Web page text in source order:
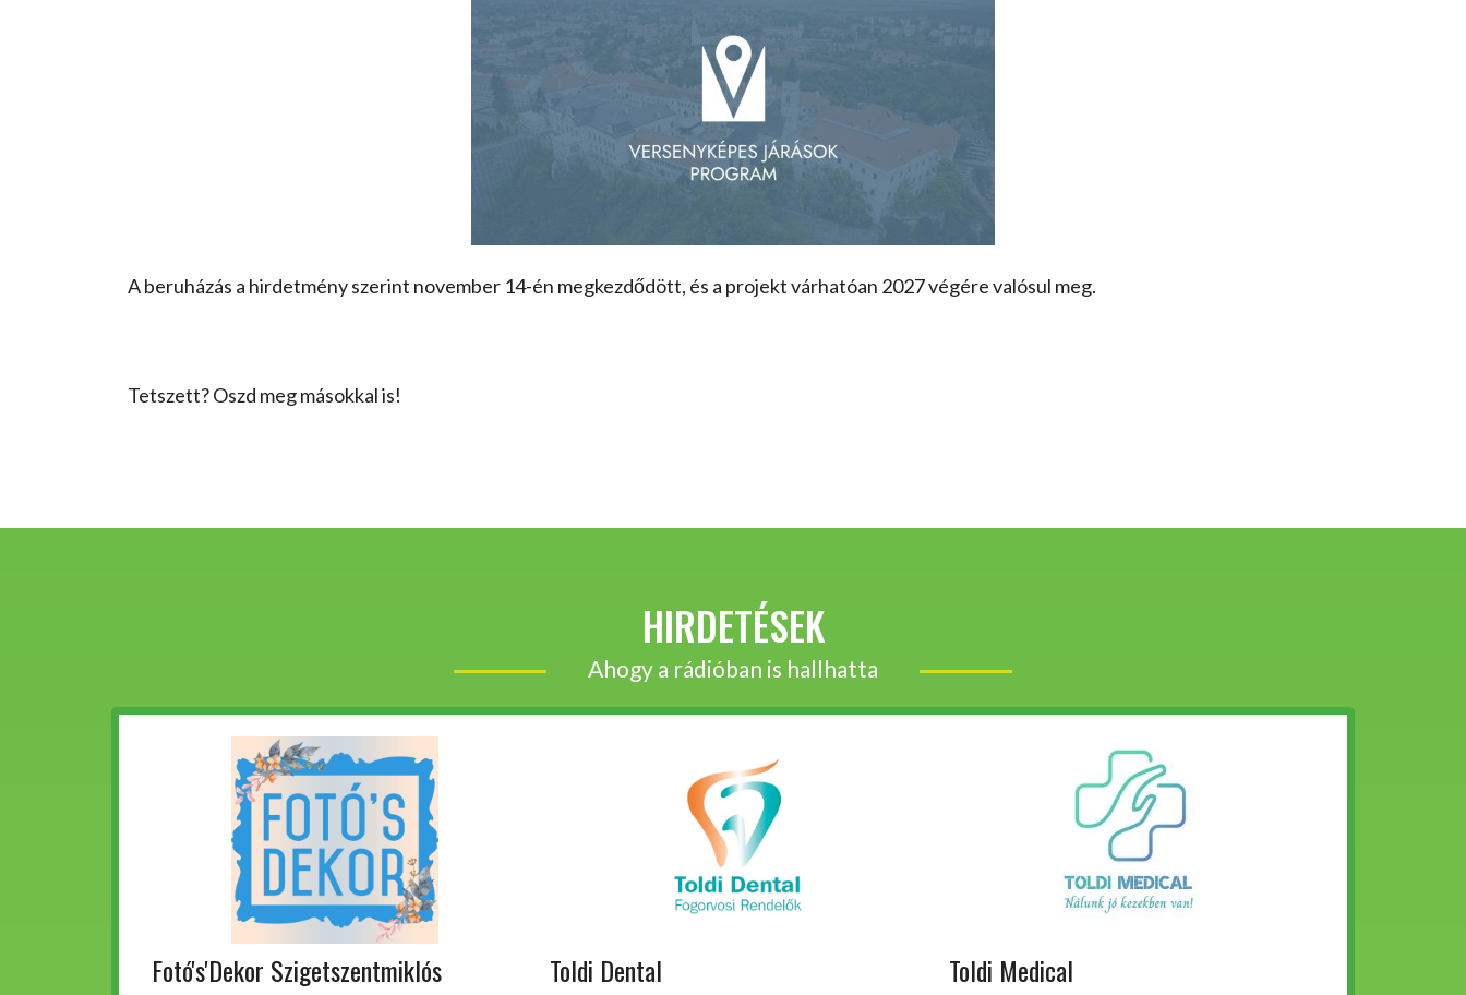
A beruházás a hirdetmény szerint november 14-én megkezdődött, és a projekt várhatóan 2027 végére valósul meg.
Tetszett? Oszd meg másokkal is!
HIRDETÉSEK
Ahogy a rádióban is hallhatta
Fotó's'Dekor Szigetszentmiklós Toldi Dental Toldi Medical